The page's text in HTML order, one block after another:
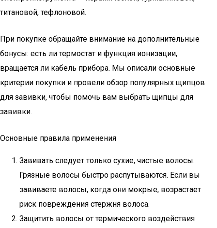
титановой, тефлоновой.
При покупке обращайте внимание на дополнительные
бонусы: есть ли термостат и функция ионизации,
вращается ли кабель прибора. Мы описали основные
критерии покупки и провели обзор популярных щипцов
для завивки, чтобы помочь вам выбрать щипцы для
завивки.
Основные правила применения
Завивать следует только сухие, чистые волосы.
Грязные волосы быстро распутываются. Если вы
завиваете волосы, когда они мокрые, возрастает
риск повреждения стержня волоса.
Защитить волосы от термического воздействия